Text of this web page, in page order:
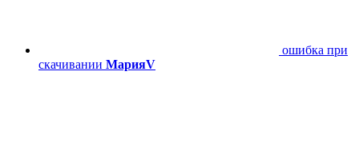
ошибка при
скачивании МарияV